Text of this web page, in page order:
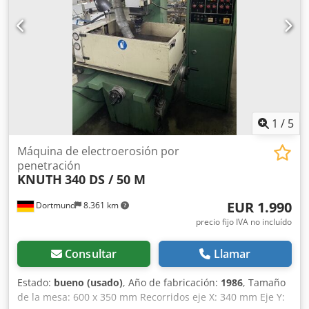
1 / 5
Dortmund 8.361 km
Máquina de electroerosión por
penetración
KNUTH 340 DS / 50 M
EUR 1.990
precio fijo IVA no incluído
Consultar Llamar
Estado: bueno (usado), Año de fabricación: 1986, Tamaño
de la mesa: 600 x 350 mm Recorridos eje X: 340 mm Eje Y: